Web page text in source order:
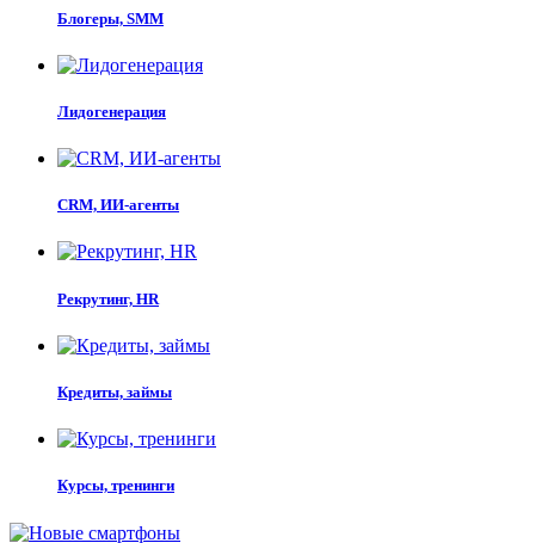
Блогеры, SMM
Лидогенерация
CRM, ИИ-агенты
Рекрутинг, HR
Кредиты, займы
Курсы, тренинги